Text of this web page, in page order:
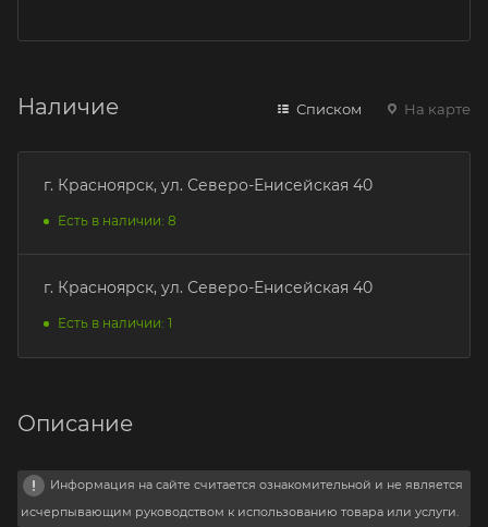
Наличие Списком На карте
г. Красноярск, ул. Северо-Енисейская 40
Есть в наличии: 8
г. Красноярск, ул. Северо-Енисейская 40
Есть в наличии: 1
Описание
Информация на сайте считается ознакомительной и не является
исчерпывающим руководством к использованию товара или услуги.